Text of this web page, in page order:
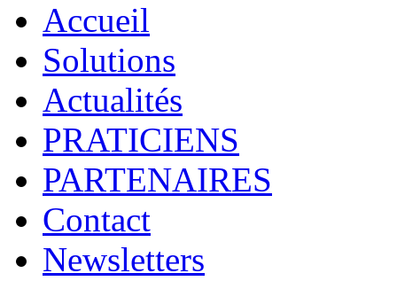
Accueil
Solutions
Actualités
PRATICIENS
PARTENAIRES
Contact
Newsletters